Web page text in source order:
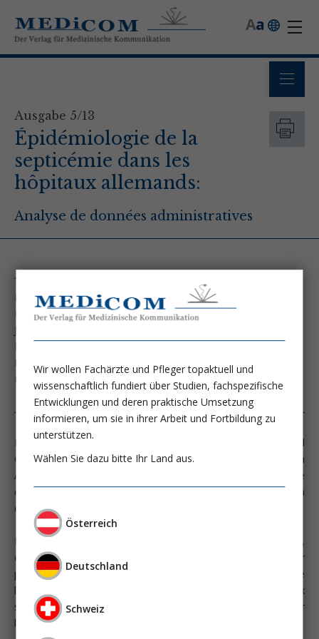
a
A
Ausgabe 5/13
Épidémiologie de la
septicémie dans les
hôpitaux allemands:
Analyse de données administratives
Autoren
Robert Hutagalung - Universitätsklinikum Jena
Prof. Dr. med. Frank Martin Brunkhorst - Universitätsklinikum
Jena
Dipl.-Wirt.-Inf. Steffen Heublein - Universitätsklinikum Jena
Prof. Dr. Michael Hartmann - Universitätsklinikum Jena
PD Dr. med. Stefan Hagel - Universitätsklinikum Jena
Le système tarifaire des G-DRG (German Diagnosis Related
Groups) est la seule base de facturation pour les hôpitaux en
Allemagne. Une nécessité urgente de modification a découlé
du fait que la notion de septicémie, inspirée d'une définition
d'orientation purement microbiologique, était trop floue.
Le code «septicémie» englobait différents degrés de sévérité,
c'est-à-dire différents niveaux de ressources à fournir. Pour
pouvoir évaluer la signification socio-économique, il faut que
les termes utilisés, en plus de permettre une adaptation aux
standards internationaux usuels, puissent réellement refléter
les ressources engagées.
Wir wollen Fachärzte und Pfleger topaktuell und
wissenschaftlich fundiert über Studien, fachspezifische
Entwicklungen und deren praktische Umsetzung
informieren, um sie in ihrer Arbeit und Fortbildung zu
unterstützen.
Wählen Sie dazu bitte Ihr Land aus.
Österreich
Deutschland
Schweiz